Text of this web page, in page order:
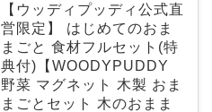
【ウッディプッディ公式直
営限定】 はじめてのおま
まごと 食材フルセット(特
典付)【WOODYPUDDY
野菜 マグネット 木製 おま
まごとセット 木のおまま